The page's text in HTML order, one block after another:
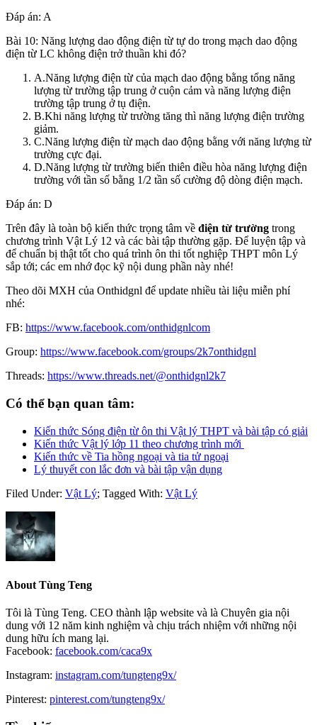
Đáp án: A
Bài 10: Năng lượng dao động điện từ tự do trong mạch dao động
điện từ LC không điện trở thuần khi đó?
A.Năng lượng điện từ của mạch dao động bằng tổng năng
lượng từ trường tập trung ở cuộn cảm và năng lượng điện
trường tập trung ở tụ điện.
B.Khi năng lượng từ trường tăng thì năng lượng điện trường
giảm.
C.Năng lượng điện từ mạch dao động bằng với năng lượng từ
trường cực đại.
D.Năng lượng từ trường biến thiên điều hòa năng lượng điện
trường với tần số bằng 1/2 tần số cường độ dòng điện mạch.
Đáp án: D
Trên đây là toàn bộ kiến thức trọng tâm về điện từ trường trong
chương trình Vật Lý 12 và các bài tập thường gặp. Để luyện tập và
để chuẩn bị thật tốt cho quá trình ôn thi tốt nghiệp THPT môn Lý
sắp tới; các em nhớ đọc kỹ nội dung phần này nhé!
Theo dõi MXH của Onthidgnl để update nhiều tài liệu miễn phí
nhé:
FB: https://www.facebook.com/onthidgnlcom
Group: https://www.facebook.com/groups/2k7onthidgnl
Threads: https://www.threads.net/@onthidgnl2k7
Có thể bạn quan tâm:
Kiến thức Sóng điện từ ôn thi Vật lý THPT và bài tập có giải
Kiến thức Vật lý lớp 11 theo chương trình mới
Kiến thức về Tia hồng ngoại và tia tử ngoại
Lý thuyết con lắc đơn và bài tập vận dụng
Filed Under: Vật Lý; Tagged With: Vật Lý
About Tùng Teng
Tôi là Tùng Teng. CEO thành lập website và là Chuyên gia nội
dung với 12 năm kinh nghiệm và chịu trách nhiệm với những nội
dung hữu ích mang lại.
Facebook: facebook.com/caca9x
Instagram: instagram.com/tungteng9x/
Pinterest: pinterest.com/tungteng9x/